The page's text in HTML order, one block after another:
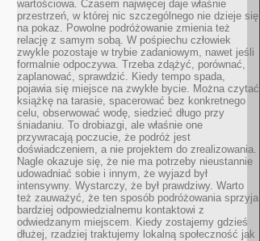
wartościowa. Czasem najwięcej daje właśnie
przestrzeń, w której nic szczególnego nie dzieje się
na pokaz. Powolne podróżowanie zmienia też
relację z samym sobą. W pośpiechu człowiek
zwykle pozostaje w trybie zadaniowym, nawet jeśli
formalnie odpoczywa. Trzeba zdążyć, porównać,
zaplanować, sprawdzić. Kiedy tempo spada,
pojawia się miejsce na zwykłe bycie. Można czytać
książkę na tarasie, spacerować bez konkretnego
celu, obserwować wodę, siedzieć długo przy
śniadaniu. To drobiazgi, ale właśnie one
przywracają poczucie, że podróż jest
doświadczeniem, a nie projektem do zrealizowania.
Nagle okazuje się, że nie ma potrzeby nieustannie
udowadniać sobie i innym, że wyjazd był
intensywny. Wystarczy, że był prawdziwy. Warto
też zauważyć, że ten sposób podróżowania sprzyja
bardziej odpowiedzialnemu kontaktowi z
odwiedzanym miejscem. Kiedy zostajemy gdzieś
dłużej, rzadziej traktujemy lokalną społeczność jak